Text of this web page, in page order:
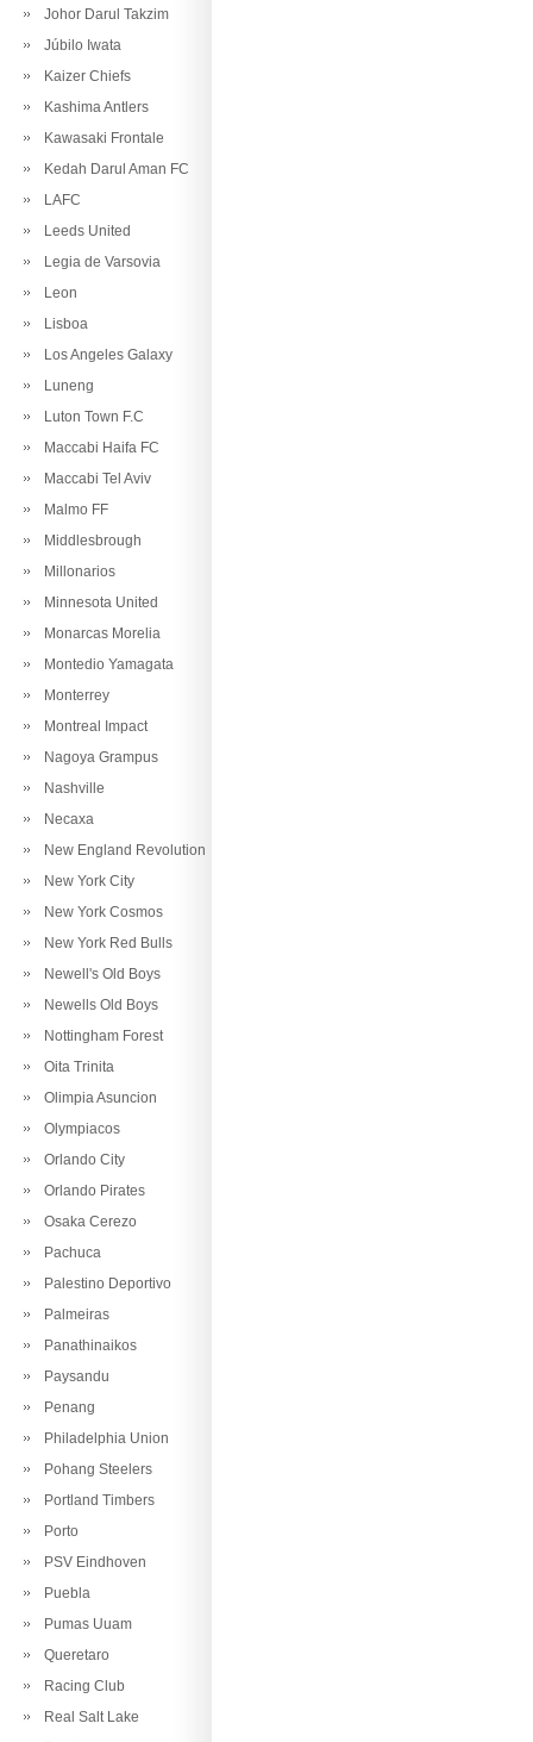
Johor Darul Takzim
Júbilo Iwata
Kaizer Chiefs
Kashima Antlers
Kawasaki Frontale
Kedah Darul Aman FC
LAFC
Leeds United
Legia de Varsovia
Leon
Lisboa
Los Angeles Galaxy
Luneng
Luton Town F.C
Maccabi Haifa FC
Maccabi Tel Aviv
Malmo FF
Middlesbrough
Millonarios
Minnesota United
Monarcas Morelia
Montedio Yamagata
Monterrey
Montreal Impact
Nagoya Grampus
Nashville
Necaxa
New England Revolution
New York City
New York Cosmos
New York Red Bulls
Newell's Old Boys
Newells Old Boys
Nottingham Forest
Oita Trinita
Olimpia Asuncion
Olympiacos
Orlando City
Orlando Pirates
Osaka Cerezo
Pachuca
Palestino Deportivo
Palmeiras
Panathinaikos
Paysandu
Penang
Philadelphia Union
Pohang Steelers
Portland Timbers
Porto
PSV Eindhoven
Puebla
Pumas Uuam
Queretaro
Racing Club
Real Salt Lake